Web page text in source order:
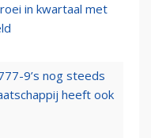
in kwartaal met
9’s nog steeds
heeft ook